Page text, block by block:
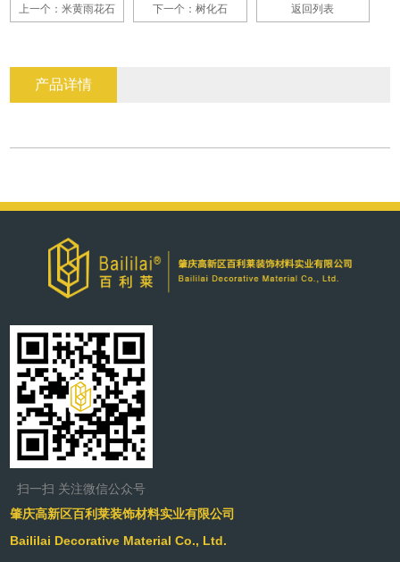
上一个：米黄雨花石 下一个：树化石 返回列表
产品详情
扫一扫 关注微信公众号
肇庆高新区百利莱装饰材料实业有限公司
Baililai Decorative Material Co., Ltd.